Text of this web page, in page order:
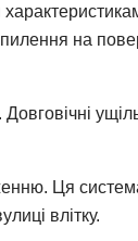
на
Ця
влітку.